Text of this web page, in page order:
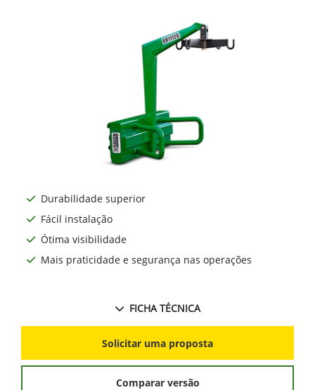
Durabilidade superior
Fácil instalação
Ótima visibilidade
Mais praticidade e segurança nas operações
FICHA TÉCNICA
Solicitar uma proposta
Comparar versão